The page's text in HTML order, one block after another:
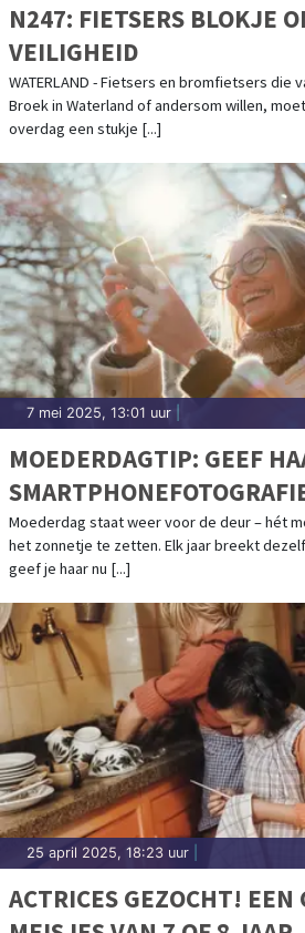
N247: FIETSERS BLOKJE
VEILIGHEID
WATERLAND - Fietsers en bromfietsers die
Broek in Waterland of andersom willen,
overdag een stukje [...]
7 mei 2025, 13:01 uur
MOEDERDAGTIP: GEEF
CADEAU!
Moederdag staat weer voor de deur – hét
het zonnetje te zetten. Elk jaar breekt
geef je haar nu [...]
25 april 2025, 18:23 uur
ACTRICES GEZOCHT! EEN